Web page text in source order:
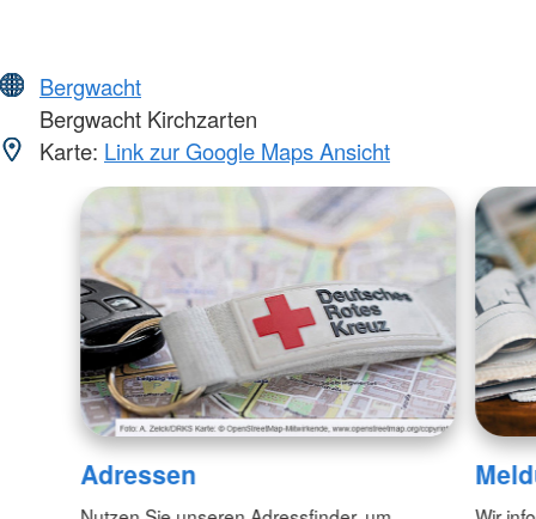
Bergwacht
Bergwacht Kirchzarten
Karte: Link zur Google Maps Ansicht
Adressen